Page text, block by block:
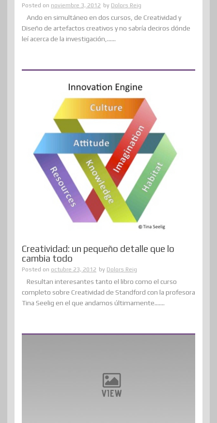
Posted on noviembre 3, 2012 by Dolors Reig
Ando en simultáneo en dos cursos, de Creatividad y
Diseño de artefactos creativos y no sabría deciros dónde
leí acerca de la investigación,......
Creatividad: un pequeño detalle que lo
cambia todo
Posted on octubre 23, 2012 by Dolors Reig
Resultan interesantes tanto el libro como el curso
completo sobre Creatividad de Standford con la profesora
Tina Seelig en el que andamos últimamente.......